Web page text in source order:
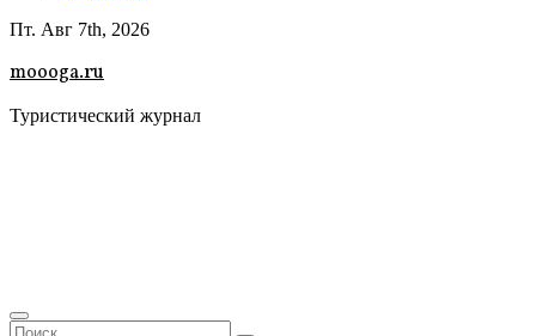
Пт. Авг 7th, 2026
moooga.ru
Туристический журнал